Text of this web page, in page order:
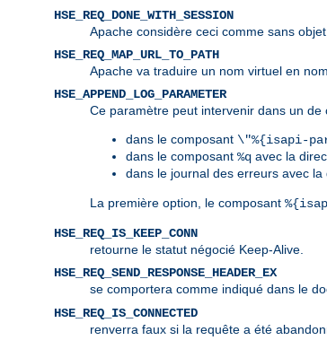
HSE_REQ_DONE_WITH_SESSION
Apache considère ceci comme sans
HSE_REQ_MAP_URL_TO_PATH
Apache va traduire un nom virtuel en
HSE_APPEND_LOG_PARAMETER
Ce paramètre peut intervenir dans un de
dans le composant \"%{isapi-
dans le composant %q avec la
dans le journal des erreurs avec la
La première option, le composant
HSE_REQ_IS_KEEP_CONN
retourne le statut négocié Keep-Alive.
HSE_REQ_SEND_RESPONSE_HEADER_EX
se comportera comme indiqué dans le
HSE_REQ_IS_CONNECTED
renverra faux si la requête a été